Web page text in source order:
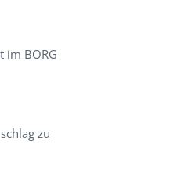
im BORG
zu